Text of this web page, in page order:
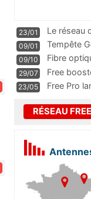
23/01
Le réseau
m
09/01
Tempête
09/10
Fibre
pass
29/07
Free
23/05 Free Pro
RÉSEAU